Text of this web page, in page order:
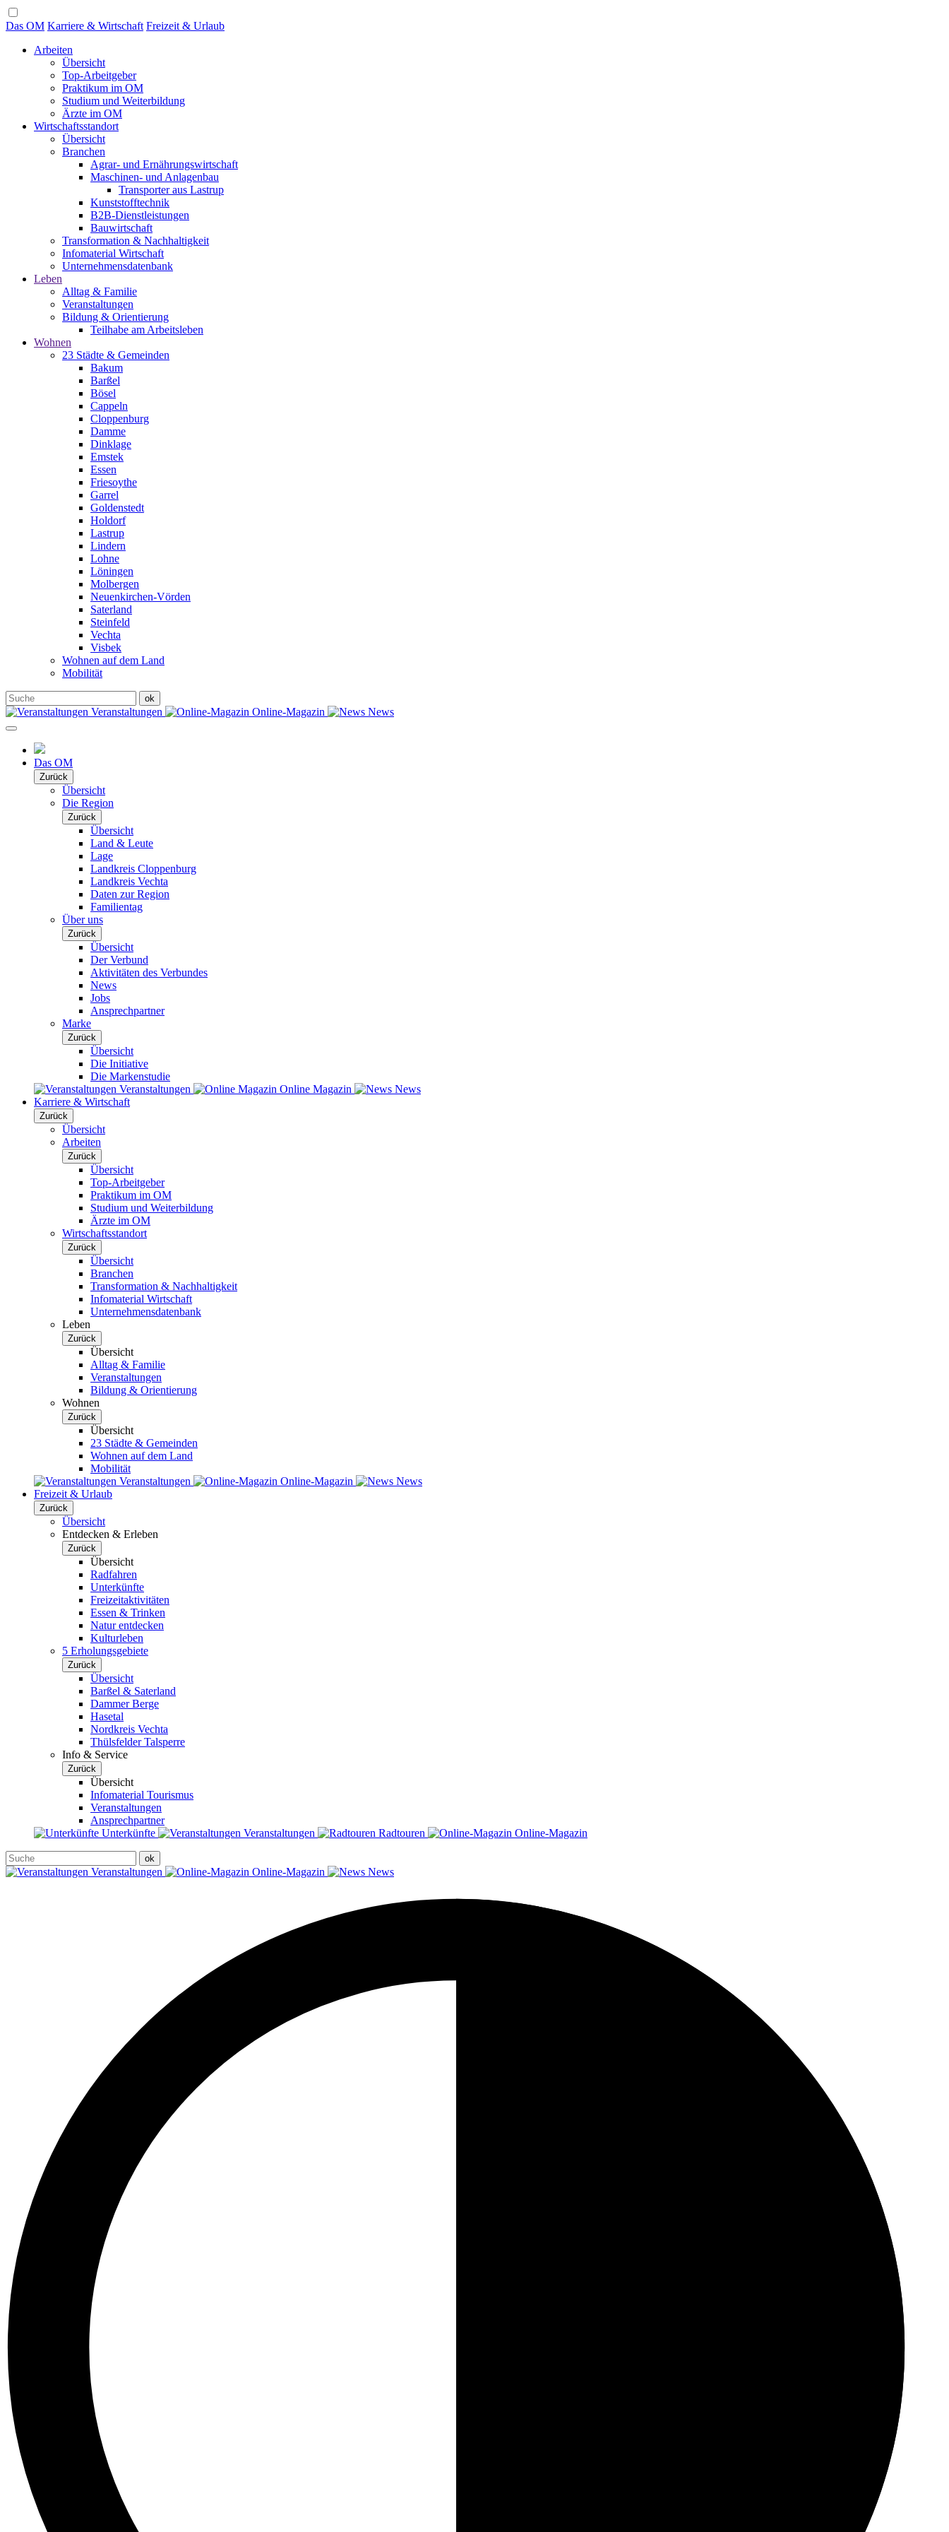
Das OM Karriere & Wirtschaft Freizeit & Urlaub
Arbeiten
Übersicht
Top-Arbeitgeber
Praktikum im OM
Studium und Weiterbildung
Ärzte im OM
Wirtschaftsstandort
Übersicht
Branchen
Agrar- und Ernährungswirtschaft
Maschinen- und Anlagenbau
Transporter aus Lastrup
Kunststofftechnik
B2B-Dienstleistungen
Bauwirtschaft
Transformation & Nachhaltigkeit
Infomaterial Wirtschaft
Unternehmensdatenbank
Leben
Alltag & Familie
Veranstaltungen
Bildung & Orientierung
Teilhabe am Arbeitsleben
Wohnen
23 Städte & Gemeinden
Bakum
Barßel
Bösel
Cappeln
Cloppenburg
Damme
Dinklage
Emstek
Essen
Friesoythe
Garrel
Goldenstedt
Holdorf
Lastrup
Lindern
Lohne
Löningen
Molbergen
Neuenkirchen-Vörden
Saterland
Steinfeld
Vechta
Visbek
Wohnen auf dem Land
Mobilität
Veranstaltungen Online-Magazin News
Das OM
Zurück
Übersicht
Die Region
Zurück
Übersicht
Land & Leute
Lage
Landkreis Cloppenburg
Landkreis Vechta
Daten zur Region
Familientag
Über uns
Zurück
Übersicht
Der Verbund
Aktivitäten des Verbundes
News
Jobs
Ansprechpartner
Marke
Zurück
Übersicht
Die Initiative
Die Markenstudie
Veranstaltungen
Online Magazin
News
Karriere & Wirtschaft
Zurück
Übersicht
Arbeiten
Zurück
Übersicht
Top-Arbeitgeber
Praktikum im OM
Studium und Weiterbildung
Ärzte im OM
Wirtschaftsstandort
Zurück
Übersicht
Branchen
Transformation & Nachhaltigkeit
Infomaterial Wirtschaft
Unternehmensdatenbank
Leben
Zurück
Übersicht
Alltag & Familie
Veranstaltungen
Bildung & Orientierung
Wohnen
Zurück
Übersicht
23 Städte & Gemeinden
Wohnen auf dem Land
Mobilität
Veranstaltungen
Online-Magazin
News
Freizeit & Urlaub
Zurück
Übersicht
Entdecken & Erleben
Zurück
Übersicht
Radfahren
Unterkünfte
Freizeitaktivitäten
Essen & Trinken
Natur entdecken
Kulturleben
5 Erholungsgebiete
Zurück
Übersicht
Barßel & Saterland
Dammer Berge
Hasetal
Nordkreis Vechta
Thülsfelder Talsperre
Info & Service
Zurück
Übersicht
Infomaterial Tourismus
Veranstaltungen
Ansprechpartner
Unterkünfte
Veranstaltungen Radtouren Online-Magazin
Veranstaltungen Online-Magazin News